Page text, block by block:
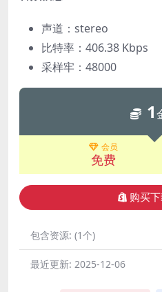
声道：stereo
比特率：406.38 Kbps
采样牢：48000
1
会员
免费
购买
包含资源: (1个)
最近更新: 2025-12-06